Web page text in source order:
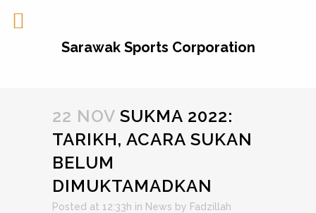
22 NOV SUKMA 2022:
TARIKH, ACARA SUKAN
BELUM
DIMUKTAMADKAN
Posted at 12:33h in News by Fadzillah
Sarawak Sports Corporation